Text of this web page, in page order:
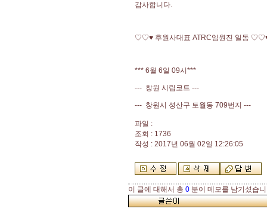
감사합니다.
♡♡♥ 후원사대표 ATRC임원진 일동
*** 6월 6일 09시***
--- 창원 시립코트 ---
--- 창원시 성산구 토월동 709번지 ---
파일 :
조회 : 1736
작성 : 2017년 06월 02일 12:26:05
이 글에 대해서 총 0 분이 메모를 남기셨습